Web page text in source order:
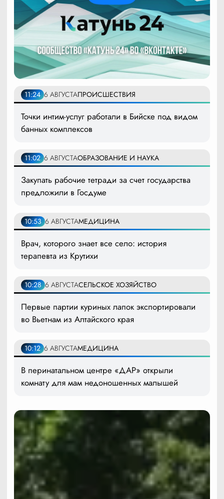
11:24 6 АВГУСТАПРОИСШЕСТВИЯ
Точки интим-услуг работали в Бийске под видом
банных комплексов
11:02 6 АВГУСТАОБРАЗОВАНИЕ И НАУКА
Закупать рабочие тетради за счет государства
предложили в Госдуме
10:53 6 АВГУСТАМЕДИЦИНА
Врач, которого знает все село: история
терапевта из Крутихи
10:28 6 АВГУСТАСЕЛЬСКОЕ ХОЗЯЙСТВО
Первые партии куриных лапок экспортировали
во Вьетнам из Алтайского края
10:12 6 АВГУСТАМЕДИЦИНА
В перинатальном центре «ДАР» открыли
комнату для мам недоношенных малышей